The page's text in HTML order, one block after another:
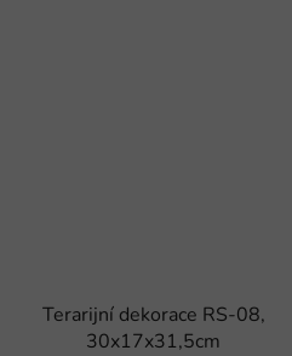
Terarijní dekorace RS-08,
30x17x31,5cm